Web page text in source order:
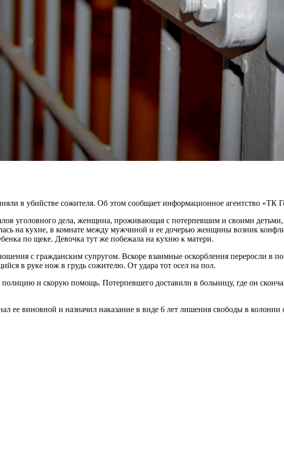
в убийстве сожителя. Об этом сообщает информационное агентство «ТК
уголовного дела, женщина, проживающая с потерпевшим и своими
на кухне, в комнате между мужчиной и ее дочерью женщины возник
по щеке. Девочка тут же побежала на кухню к матери.
с гражданским супругом. Вскоре взаимные оскорбления переросли в
в руке нож в грудь сожителю. От удара тот осел на пол.
и скорую помощь. Потерпевшего доставили в больницу, где он
ее виновной и назначил наказание в виде 6 лет лишения свободы в